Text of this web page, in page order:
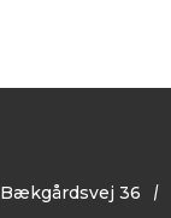
Bækgårdsvej 36